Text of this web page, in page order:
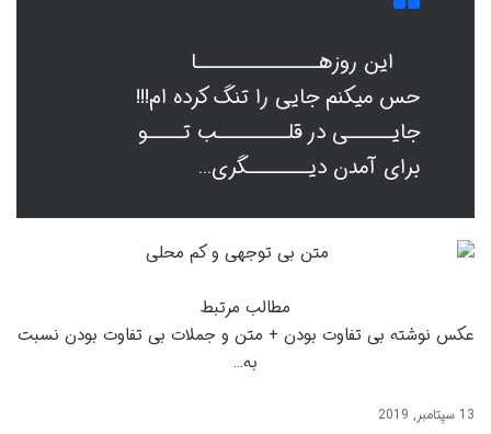
این روزهــــــــــــــا
حس میکنم جایی را تنگ کرده ام!!!
جایـــــی در قلــــــــب تــــو
برای آمدن دیـــــــگری…
مطالب مرتبط
عکس نوشته بی تفاوت بودن + متن و جملات بی تفاوت بودن نسبت
به…
13 سپتامبر, 2019